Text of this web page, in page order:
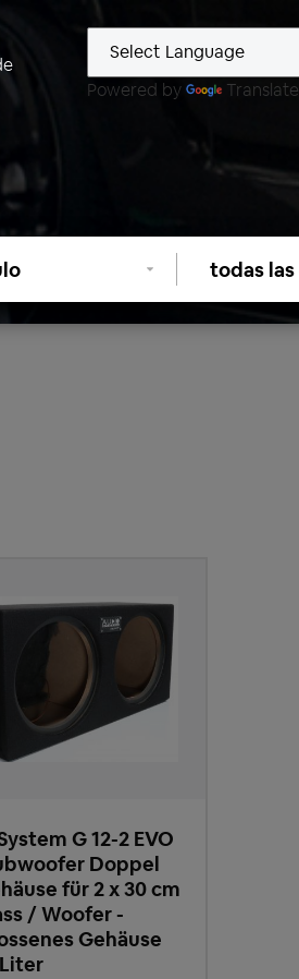
Powered by
Translate
Seleccionar
categoría
G 12-2 EVO
Doppel
für 2 x 30 cm
/ Woofer -
Gehäuse